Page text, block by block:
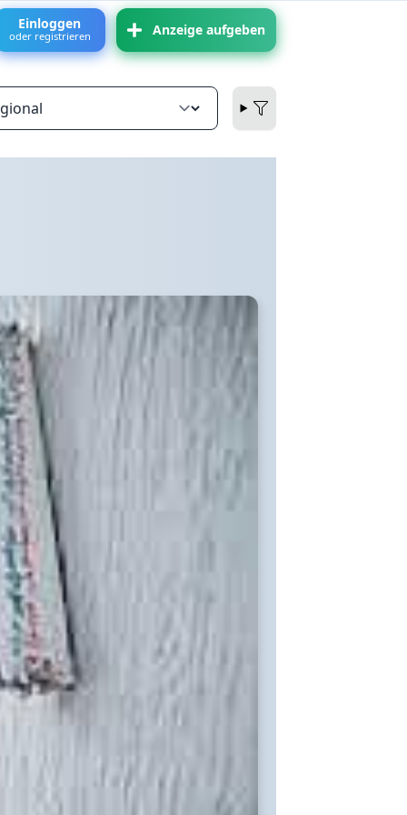
Einloggen
oder registrieren Anzeige aufgeben